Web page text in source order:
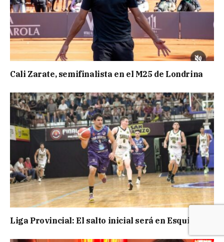
Cali Zarate, semifinalista en el M25 de Londrina
Liga Provincial: El salto inicial será en Esquina